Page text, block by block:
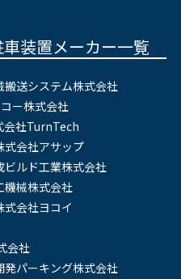
車装置メーカー一覧
搬送システム株式会社
ー株式会社
会社TurnTech
式会社アサップ
ビルド工業株式会社
機械株式会社
式会社ヨコイ
会社
発パーキング株式会社